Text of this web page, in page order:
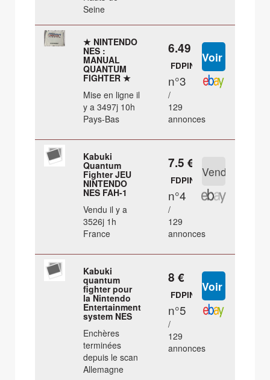
Seine
★ NINTENDO
NES :
MANUAL
QUANTUM
FIGHTER ★
Mise en ligne il
y a 3497j 10h
Pays-Bas
6.49 €
FDPIN
n°3
/
129
annonces
Kabuki
Quantum
Fighter JEU
NINTENDO
NES FAH-1
Vendu il y a
3526j 1h
France
7.5 €
FDPIN
n°4
/
129
annonces
Kabuki
quantum
fighter pour
la Nintendo
Entertainment
system NES
Enchères
terminées
depuis le scan
Allemagne
8 €
FDPIN
n°5
/
129
annonces